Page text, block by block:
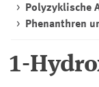
Polyzyklische
Phenanthren
1-